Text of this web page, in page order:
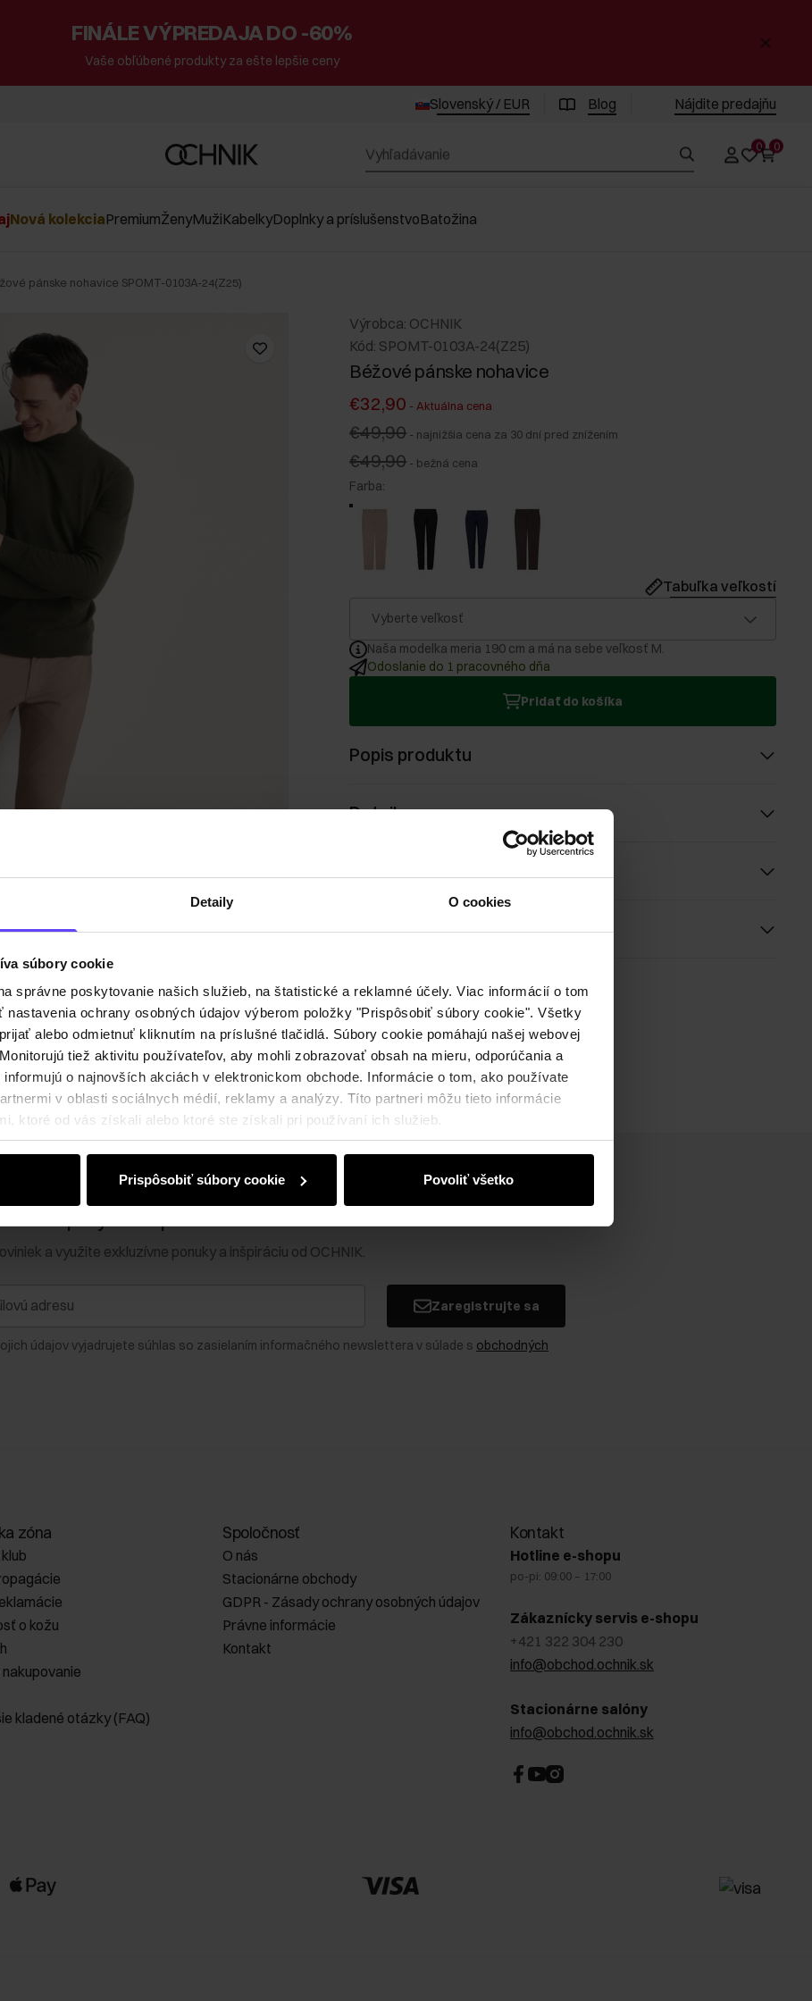
Detaily O cookies
súbory cookie
správne poskytovanie našich služieb, na štatistické a reklamné účely. Viac informácií o tom
ochrany osobných údajov výberom položky "Prispôsobiť súbory cookie". Všetky
alebo odmietnuť kliknutím na príslušné tlačidlá. Súbory cookie pomáhajú našej webovej
tiež aktivitu používateľov, aby mohli zobrazovať obsah na mieru, odporúčania a
o najnovších akciách v elektronickom obchode. Informácie o tom, ako používate
v oblasti sociálnych médií, reklamy a analýzy. Títo partneri môžu tieto informácie
ktoré od vás získali alebo ktoré ste získali pri používaní ich služieb.
Prispôsobiť súbory cookie Povoliť všetko
FINÁLE VÝPREDAJA DO -60%
Vaše obľúbené produkty za ešte lepšie ceny
Slovenský / EUR Blog Nájdite predajňu
0 0
Nová kolekciaPremiumŽenyMužiKabelkyDoplnky a príslušenstvoBatožina
pánske nohavice SPOMT-0103A-24(Z25)
Výrobca: OCHNIK
Kód: SPOMT-0103A-24(Z25)
Béžové pánske nohavice
€32,90 - Aktuálna cena
€49,90 - najnižšia cena za 30 dní pred znížením
€49,90 - bežná cena
Farba:
Tabuľka veľkostí
Vyberte veľkosť
Naša modelka meria 190 cm a má na sebe veľkosť M.
Odoslanie do 1 pracovného dňa
Pridať do košíka
Popis produktu
Detaily
Recenzie
a využite exkluzívne ponuky a inšpiráciu od OCHNIK.
Zaregistrujte sa
údajov vyjadrujete súhlas so zasielaním informačného newslettera v súlade s obchodných
zóna
o kožu
kladené otázky (FAQ)
Spoločnosť
O nás
Stacionárne obchody
GDPR - Zásady ochrany osobných údajov
Právne informácie
Kontakt
Kontakt
Hotline e-shopu
po-pi: 09:00 – 17:00
Zákaznícky servis e-shopu
+421 322 304 230
info@obchod.ochnik.sk
Stacionárne salóny
info@obchod.ochnik.sk